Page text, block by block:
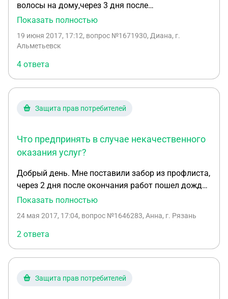
волосы на дому,через 3 дня после
покраски,краска сильно смылась Парикмахер
нибудь вернуть деньги за некачественное
Показать полностью
19 июня 2017, 17:12, вопрос №1671930, Диана, г.
Альметьевск
4 ответа
Защита прав потребителей
Что предпринять в случае некачественного
оказания услуг?
Добрый день. Мне поставили забор из профлиста,
через 2 дня после окончания работ пошел дождь
и все трубы поржавели. Сейчас прошло 2 недели,
Представитель фирмы не отрицает, говорит
такого быть не должно, перекрасим. Но
исправлять не спешат, обещают, но не приезжают,
на звонки не отвечают. Договор официальный.
Показать полностью
24 мая 2017, 17:04, вопрос №1646283, Анна, г. Рязань
2 ответа
Защита прав потребителей